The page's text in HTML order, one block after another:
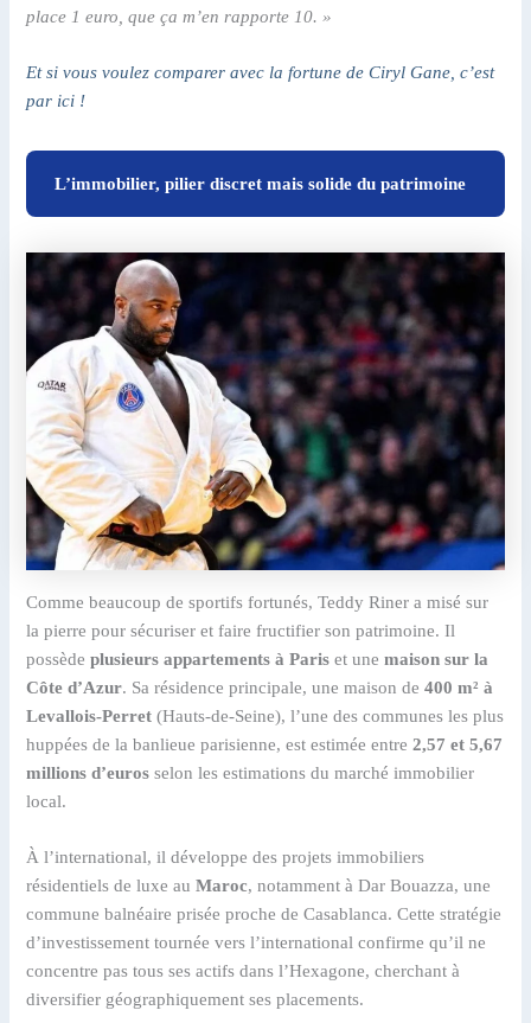
place 1 euro, que ça m’en rapporte 10. »
Et si vous voulez comparer avec la fortune de Ciryl Gane, c’est
par ici !
L’immobilier, pilier discret mais solide du patrimoine
Comme beaucoup de sportifs fortunés, Teddy Riner a misé sur
la pierre pour sécuriser et faire fructifier son patrimoine. Il
possèdeplusieurs appartements à Paris et unemaison sur la
Côte d’Azur. Sa résidence principale, une maison de400 m² à
Levallois-Perret (Hauts-de-Seine), l’une des communes les plus
huppées de la banlieue parisienne, est estimée entre2,57 et 5,67
millions d’euros selon les estimations du marché immobilier
local.
À l’international, il développe des projets immobiliers
résidentiels de luxe auMaroc, notamment à Dar Bouazza, une
commune balnéaire prisée proche de Casablanca. Cette stratégie
d’investissement tournée vers l’international confirme qu’il ne
concentre pas tous ses actifs dans l’Hexagone, cherchant à
diversifier géographiquement ses placements.